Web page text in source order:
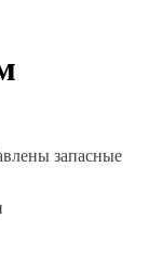
запасные